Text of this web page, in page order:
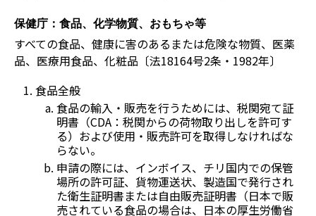
保健庁：食品、化学物質、おもちゃ等
すべての食品、健康に害のあるまたは危険な物質、医薬
品、医療用食品、化粧品〔法18164号2条・1982年〕
食品全般
食品の輸入・販売を行うためには、税関宛て証
明書（CDA：税関からの荷物取り出しを許可す
る）および使用・販売許可を取得しなければな
らない。
申請の際には、インボイス、チリ国内での保管
場所の許可証、貨物運送状、製造国で発行され
た衛生証明書または自由販売証明書（日本で販
売されている食品の場合は、日本の厚生労働省